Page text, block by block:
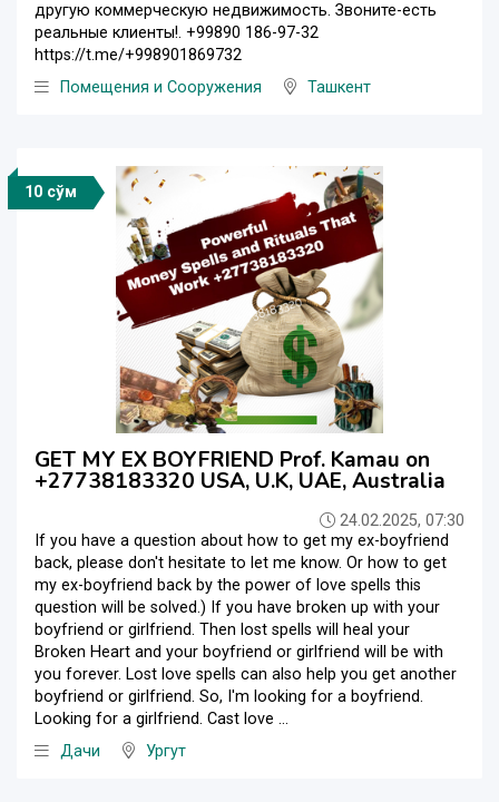
другую коммерческую недвижимость. Звоните-есть
реальные клиенты!. +99890 186-97-32
https://t.me/+998901869732
Помещения и Сооружения
Ташкент
10 сўм
GET MY EX BOYFRIEND Prof. Kamau on
+27738183320 USA, U.K, UAE, Australia
24.02.2025, 07:30
If you have a question about how to get my ex-boyfriend
back, please don't hesitate to let me know. Or how to get
my ex-boyfriend back by the power of love spells this
question will be solved.) If you have broken up with your
boyfriend or girlfriend. Then lost spells will heal your
Broken Heart and your boyfriend or girlfriend will be with
you forever. Lost love spells can also help you get another
boyfriend or girlfriend. So, I'm looking for a boyfriend.
Looking for a girlfriend. Cast love ...
Дачи
Ургут